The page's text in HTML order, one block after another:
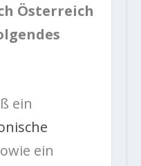
Österreich
ein
ein